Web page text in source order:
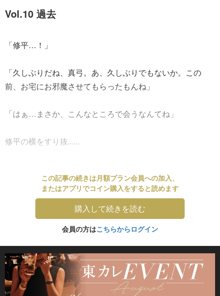
Vol.10 過去
「修平…！」
「久しぶりだね、真弓。あ、久しぶりでもないか。この
前、お宅にお邪魔させてもらったもんね」
「はぁ…まさか、こんなところで会うなんてね」
修平の横をすり抜......
この記事の続きは月額プラン会員への加入、
またはアプリでコイン購入をすると読めます
購入して続きを読む
会員の方はこちらからログイン